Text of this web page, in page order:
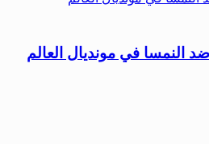
النمسا في مونديال العالم